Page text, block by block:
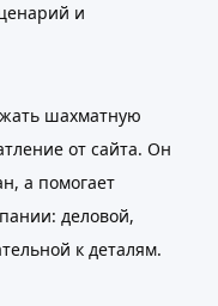
и
шахматную
от сайта. Он
а помогает
деловой,
к деталям.